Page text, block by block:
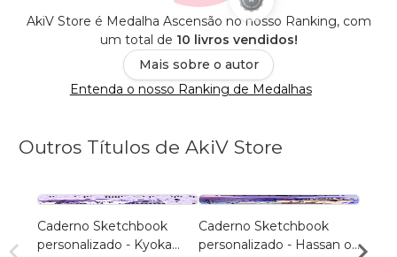
AkiV Store é Medalha Ascensão no nosso Ranking, com
um total de 10 livros vendidos!
Mais sobre o autor
Entenda o nosso Ranking de Medalhas
Outros Títulos de AkiV Store
Caderno Sketchbook
personalizado - Kyoka
Caderno Sketchbook
personalizado - Hassan of Gray